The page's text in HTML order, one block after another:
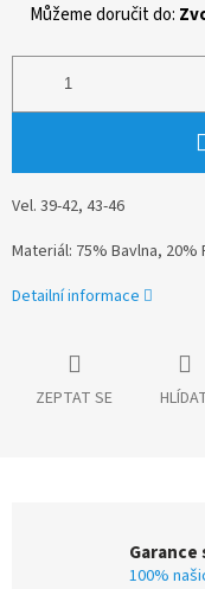
Můžeme doručit do:
Vel. 39-42, 43-46
Materiál: 75% Bavlna,
Detailní informace
ZEPTAT SE
100%